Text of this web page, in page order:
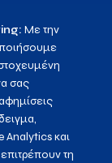
Με την
σας
Analytics και
τη